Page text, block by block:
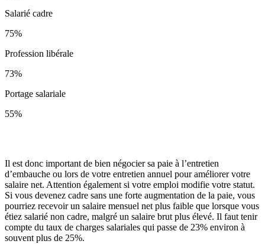
Salarié cadre
75%
Profession libérale
73%
Portage salariale
55%
Il est donc important de bien négocier sa paie à l’entretien
d’embauche ou lors de votre entretien annuel pour améliorer votre
salaire net. Attention également si votre emploi modifie votre statut.
Si vous devenez cadre sans une forte augmentation de la paie, vous
pourriez recevoir un salaire mensuel net plus faible que lorsque vous
étiez salarié non cadre, malgré un salaire brut plus élevé. Il faut tenir
compte du taux de charges salariales qui passe de 23% environ à
souvent plus de 25%.